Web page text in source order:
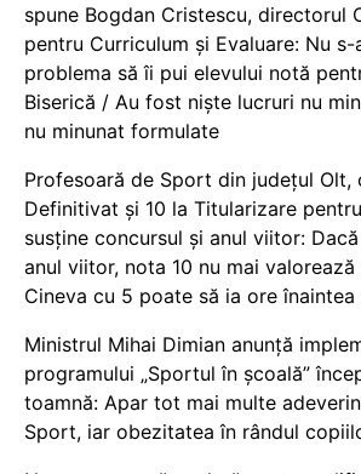
spune Bogdan Cristescu, directorul
pentru Curriculum și Evaluare: Nu
problema să îi pui elevului notă
Biserică / Au fost niște lucruri nu
nu minunat formulate
Profesoară de Sport din județul Olt,
Definitivat și 10 la Titularizare
susține concursul și anul viitor:
anul viitor, nota 10 nu mai valorează
Cineva cu 5 poate să ia ore înaintea
Ministrul Mihai Dimian anunță
programului „Sportul în școală”
toamnă: Apar tot mai multe
Sport, iar obezitatea în rândul